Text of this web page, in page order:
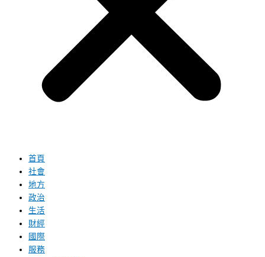
首頁
社會
地方
政治
生活
財經
國際
服務